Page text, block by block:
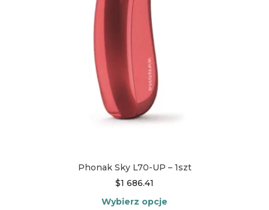
stronie
produktu
Phonak Sky L70-UP – 1szt
$1 686.41
Wybierz opcje